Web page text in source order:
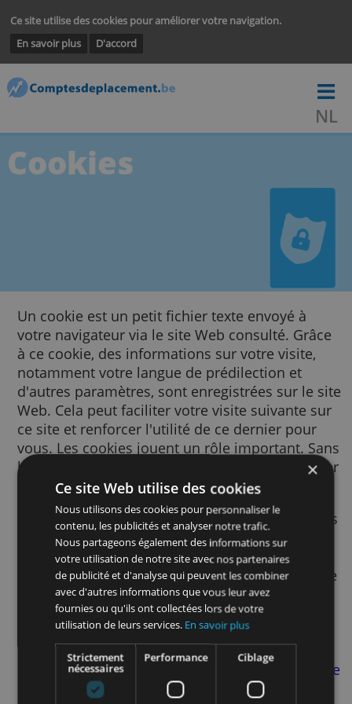
Ce site utilise des cookies pour améliorer votre navigation.
En savoir plus
D'accord
Cookies
Un cookie est un petit fichier texte envoyé à
votre navigateur via le site Web consulté.
à ce cookie, des informations sur votre
notamment votre langue de prédilection et
d'autres paramètres, sont enregistrées sur
Web. Cela peut faciliter votre visite
ce site et renforcer l'utilité de ce dernier
vous. Les cookies jouent un rôle important.
les cookies, l'utilisation du Web pourrait
beaucoup plus frustrante.
Nous utilisons des cookies pour de
finalités. Par exemple, nous y avons recours
pour mémoriser vos paramètres
afin d’améliorer la pertinence des
vous voyez, afin de mesurer le nombre de
visiteurs d’une page, afin de vous aider à
Ce site Web utilise des cookies
Nous utilisons des cookies pour personnaliser le
contenu, les publicités et analyser notre trafic.
Nous partageons également des informations sur
votre utilisation de notre site avec nos partenaires
de publicité et d'analyse qui peuvent les combiner
avec d'autres informations que vous leur avez
fournies ou qu'ils ont collectées lors de votre